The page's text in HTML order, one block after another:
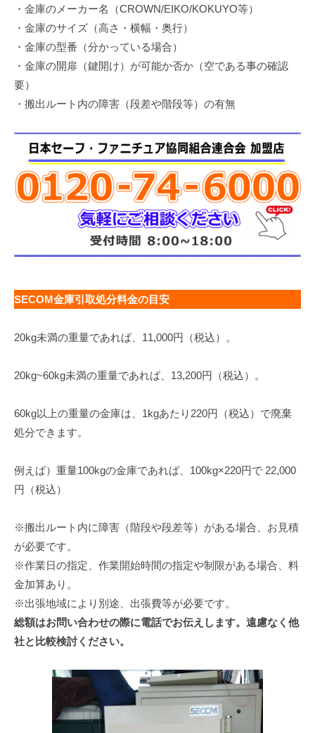
・金庫のメーカー名（CROWN/EIKO/KOKUYO等）
・金庫のサイズ（高さ・横幅・奥行）
・金庫の型番（分かっている場合）
・金庫の開扉（鍵開け）が可能か否か（空である事の確認
要）
・搬出ルート内の障害（段差や階段等）の有無
SECOM金庫引取処分料金の目安
20kg未満の重量であれば、11,000円（税込）。
20kg~60kg未満の重量であれば、13,200円（税込）。
60kg以上の重量の金庫は、1kgあたり220円（税込）で廃棄
処分できます。
例えば）重量100kgの金庫であれば、100kg×220円で 22,000
円（税込）
※搬出ルート内に障害（階段や段差等）がある場合、お見積
が必要です。
※作業日の指定、作業開始時間の指定や制限がある場合、料
金加算あり。
※出張地域により別途、出張費等が必要です。
総額はお問い合わせの際に電話でお伝えします。遠慮なく他
社と比較検討ください。